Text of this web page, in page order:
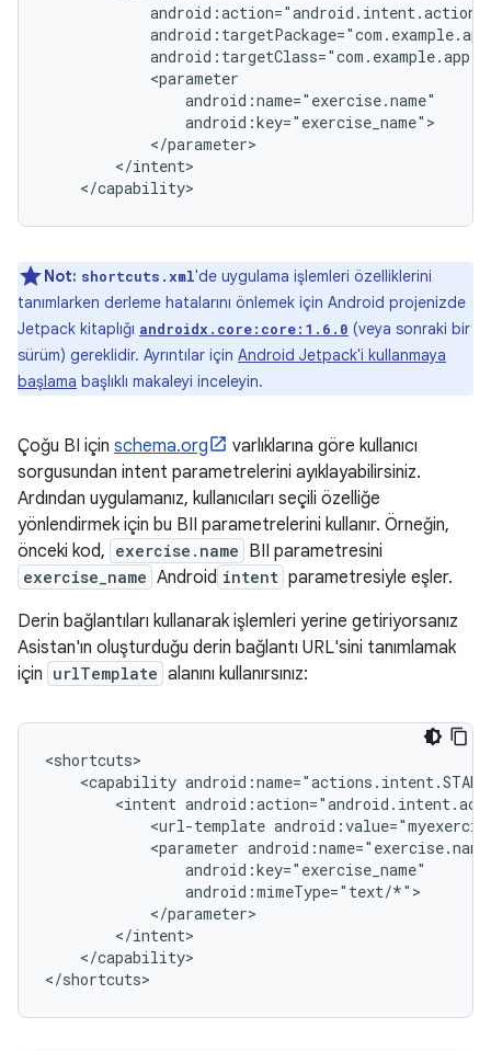
Not: shortcuts.xml'de uygulama işlemleri özelliklerini
tanımlarken derleme hatalarını önlemek için Android projenizde
Jetpack kitaplığı androidx.core:core:1.6.0 (veya sonraki bir
sürüm) gereklidir. Ayrıntılar için Android Jetpack'i kullanmaya
başlama başlıklı makaleyi inceleyin.
Çoğu BI için schema.org
varlıklarına göre kullanıcı
sorgusundan intent parametrelerini ayıklayabilirsiniz.
Ardından uygulamanız, kullanıcıları seçili özelliğe
yönlendirmek için bu BII parametrelerini kullanır. Örneğin,
önceki kod, exercise.name BII parametresini
exercise_name Android intent parametresiyle eşler.
Derin bağlantıları kullanarak işlemleri yerine getiriyorsanız
Asistan'ın oluşturduğu derin bağlantı URL'sini tanımlamak
için urlTemplate alanını kullanırsınız:
<capability
<intent
<url-template
<parameter
</capability>